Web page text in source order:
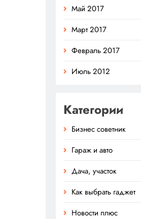
Май 2017
Март 2017
Февраль 2017
Июль 2012
Категории
Бизнес советник
Гараж и авто
Дача, участок
Как выбрать гаджет
Новости плюс